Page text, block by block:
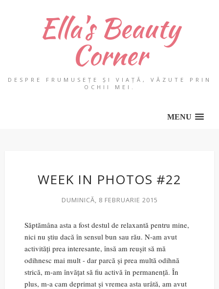
Ella's Beauty
Corner
DESPRE FRUMUSEȚE ȘI VIAȚĂ, VĂZUTE PRIN
OCHII MEI.
MENU
WEEK IN PHOTOS #22
DUMINICĂ, 8 FEBRUARIE 2015
Săptămâna asta a fost destul de relaxantă pentru mine,
nici nu știu dacă în sensul bun sau rău. N-am avut
activități prea interesante, însă am reușit să mă
odihnesc mai mult - dar parcă și prea multă odihnă
strică, m-am învățat să fiu activă în permanență. În
plus, m-a cam deprimat și vremea asta urâtă, am avut